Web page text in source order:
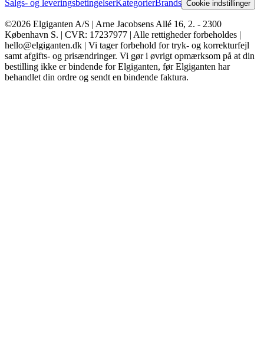
Salgs- og leveringsbetingelserKategorierBrands Cookie indstillinger
©2026 Elgiganten A/S | Arne Jacobsens Allé 16, 2. - 2300
København S. | CVR: 17237977 | Alle rettigheder forbeholdes |
hello@elgiganten.dk | Vi tager forbehold for tryk- og korrekturfejl
samt afgifts- og prisændringer. Vi gør i øvrigt opmærksom på at din
bestilling ikke er bindende for Elgiganten, før Elgiganten har
behandlet din ordre og sendt en bindende faktura.